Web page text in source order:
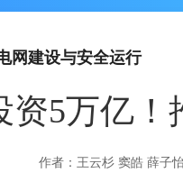
网建设与安全运行
资5万亿
作者：王云杉 窦皓 薛子